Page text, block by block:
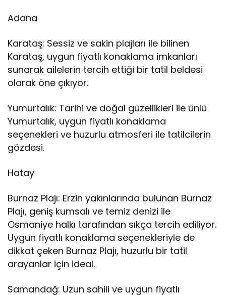
Adana
Karataş: Sessiz ve sakin plajları ile bilinen
Karataş, uygun fiyatlı konaklama imkanları
sunarak ailelerin tercih ettiği bir tatil beldesi
olarak öne çıkıyor.
Yumurtalık: Tarihi ve doğal güzellikleri ile ünlü
Yumurtalık, uygun fiyatlı konaklama
seçenekleri ve huzurlu atmosferi ile tatilcilerin
gözdesi.
Hatay
Burnaz Plajı: Erzin yakınlarında bulunan Burnaz
Plajı, geniş kumsalı ve temiz denizi ile
Osmaniye halkı tarafından sıkça tercih ediliyor.
Uygun fiyatlı konaklama seçenekleriyle de
dikkat çeken Burnaz Plajı, huzurlu bir tatil
arayanlar için ideal.
Samandağ: Uzun sahili ve uygun fiyatlı